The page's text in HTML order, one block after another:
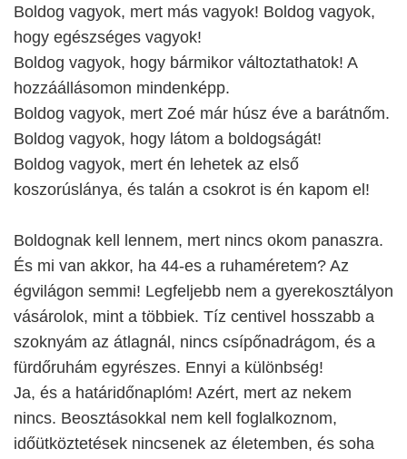
Boldog vagyok, mert más vagyok! Boldog vagyok,
hogy egészséges vagyok!
Boldog vagyok, hogy bármikor változtathatok! A
hozzáállásomon mindenképp.
Boldog vagyok, mert Zoé már húsz éve a barátnőm.
Boldog vagyok, hogy látom a boldogságát!
Boldog vagyok, mert én lehetek az első
koszorúslánya, és talán a csokrot is én kapom el!
Boldognak kell lennem, mert nincs okom panaszra.
És mi van akkor, ha 44-es a ruhaméretem? Az
égvilágon semmi! Legfeljebb nem a gyerekosztályon
vásárolok, mint a többiek. Tíz centivel hosszabb a
szoknyám az átlagnál, nincs csípőnadrágom, és a
fürdőruhám egyrészes. Ennyi a különbség!
Ja, és a határidőnaplóm! Azért, mert az nekem
nincs. Beosztásokkal nem kell foglalkoznom,
időütköztetések nincsenek az életemben, és soha